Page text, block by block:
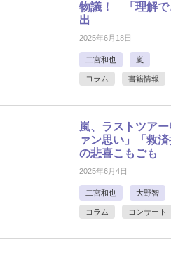
物議！ 「理解で
出
2025年6月18日
二宮和也 嵐
コラム 書籍情報
嵐、ラストツア
ァン思い」「救
の悲喜こもごも
2025年6月4日
二宮和也 大野智
コラム コンサート